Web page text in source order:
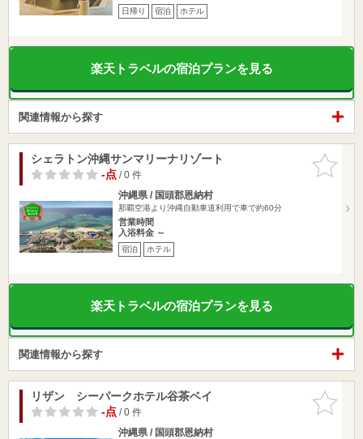
日帰り 宿泊 ホテル
楽天トラベルの宿泊プランを見る
関連情報から探す
お気に入
りに追加
シェラトン沖縄サンマリーナリゾート
-点/ 0 件
沖縄県 / 国頭郡恩納村
那覇空港より沖縄自動車道利用で車で約60分
営業時間
入浴料金 ～
宿泊 ホテル
楽天トラベルの宿泊プランを見る
関連情報から探す
お気に入
りに追加
リザン シーパークホテル谷茶ベイ
-点/ 0 件
沖縄県 / 国頭郡恩納村